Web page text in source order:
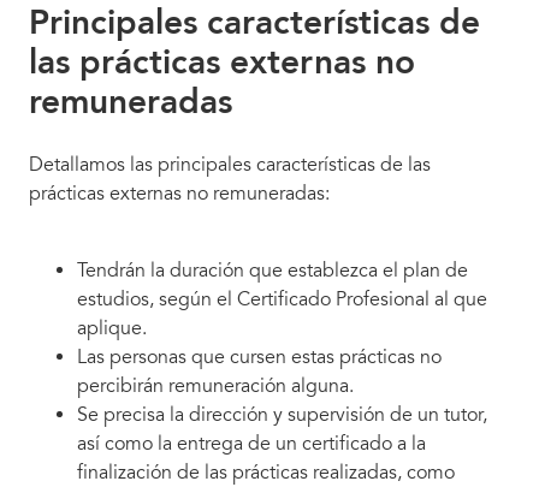
Principales características de
las prácticas externas no
remuneradas
Detallamos las principales características de las
prácticas externas no remuneradas:
Tendrán la duración que establezca el plan de
estudios, según el Certificado Profesional al que
aplique.
Las personas que cursen estas prácticas no
percibirán remuneración alguna.
Se precisa la dirección y supervisión de un tutor,
así como la entrega de un certificado a la
finalización de las prácticas realizadas, como